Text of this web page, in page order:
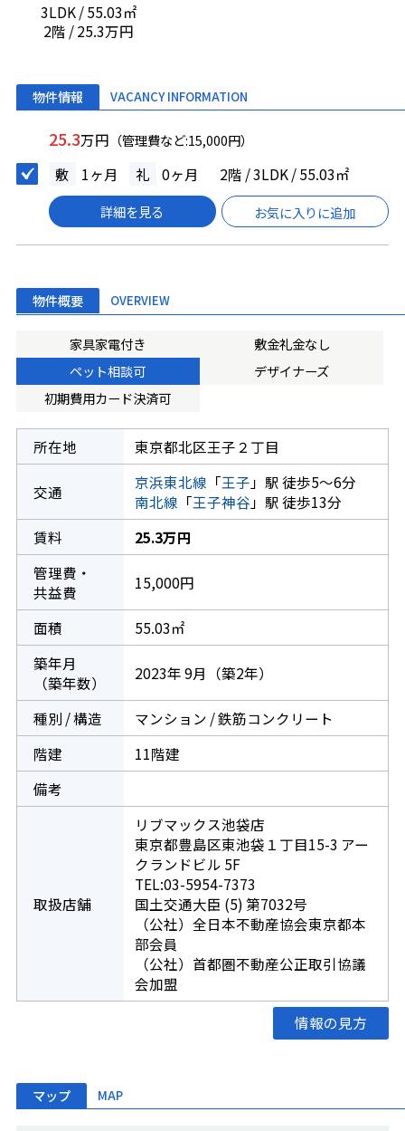
3LDK / 55.03㎡
2階 / 25.3万円
物件情報 VACANCY INFORMATION
25.3万円 （管理費など:15,000円）
敷 1ヶ月 礼 0ヶ月 2階 / 3LDK / 55.03㎡
詳細を見る お気に入りに追加
物件概要 OVERVIEW
家具家電付き
敷金礼金なし
ペット相談可
デザイナーズ
初期費用カード決済可
所在地 東京都北区王子２丁目
交通 京浜東北線 「王子 」駅 徒歩5～6分
南北線 「王子神谷 」駅 徒歩13分
賃料
25.3万円
管理費・
共益費
15,000円
面積
55.03㎡
築年月
（築年数）
2023年 9月（築2年）
種別 / 構造
マンション / 鉄筋コンクリート
階建
11階建
備考
取扱店舗
リブマックス池袋店
東京都豊島区東池袋１丁目15-3 アー
クランドビル 5F
TEL:03-5954-7373
国土交通大臣 (5) 第7032号
（公社）全日本不動産協会東京都本
部会員
（公社）首都圏不動産公正取引協議
会加盟
情報の見方
マップ MAP